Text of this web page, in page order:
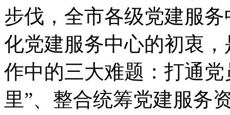
步伐，全市各级党建服
化党建服务中心的初衷
作中的三大难题：打通
里”、整合统筹党建服务